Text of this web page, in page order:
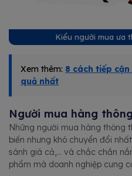
Kiểu người mua ưa
Xem thêm: 8 cách tiếp
quả nhất
Người mua hàng
Những người mua hàng thông
biến nhưng khó chuyển đổi
sánh giá cả,... và chắc chắn
phẩm mà doanh nghiệp cung